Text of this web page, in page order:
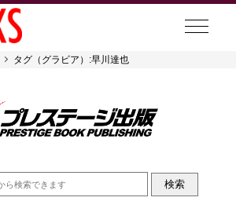
タグ（グラビア）:早川達也